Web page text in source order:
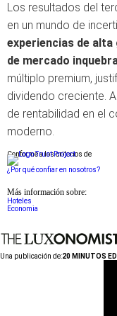
Los resultados del
en un mundo de
experiencias de alta
de mercado
múltiplo premium,
dividendo creciente.
de rentabilidad en el
moderno.
Conforme a los criterios de
¿Por qué confiar en nosotros?
Más información sobre:
Hoteles
Economia
Una publicación de:20 MINUTOS